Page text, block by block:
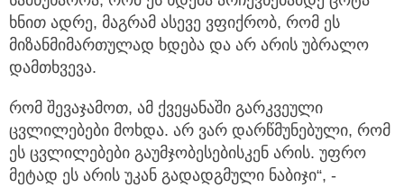
ხნით ადრე, მაგრამ ასევე ვფიქრობ, რომ ეს
მიზანმიმართულად ხდება და არ არის უბრალო
დამთხვევა.
რომ შევაჯამოთ, ამ ქვეყანაში გარკვეული
ცვლილებები მოხდა. არ ვარ დარწმუნებული, რომ
ეს ცვლილებები გაუმჯობესებისკენ არის. უფრო
მეტად ეს არის უკან გადადგმული ნაბიჯი“, -